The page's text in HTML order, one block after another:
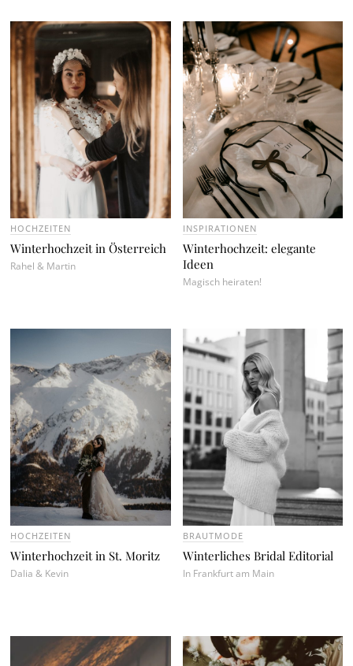
HOCHZEITEN
Winterhochzeit in Österreich
Rahel & Martin
INSPIRATIONEN
Winterhochzeit: elegante
Ideen
Magisch heiraten!
HOCHZEITEN
Winterhochzeit in St. Moritz
Dalia & Kevin
BRAUTMODE
Winterliches Bridal Editorial
In Frankfurt am Main